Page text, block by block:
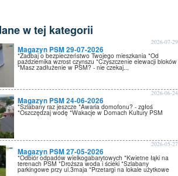
w tej kategorii
Magazyn PSM 29-07-2026
2026-07-29
*Zadbaj o bezpieczeństwo Twojego mieszkania *Od
października wzrost czynszu *Czyszczenie elewacji bloków
*Masz zadłużenie w PSM? - nie czekaj...
Magazyn PSM 24-06-2026
2026-06-24
*Szlabany raz jeszcze *Awaria domofonu? - zgłoś
*Oszczędzaj wodę *Wakacje w Domach Kultury PSM
Magazyn PSM 27-05-2026
2026-05-27
*Odbiór odpadów wielkogabarytowych *Kwietne łąki na
terenach PSM *Droższa woda i ścieki *Szlabany
parkingowe przy ul.3maja *Przetargi na lokale użytkowe